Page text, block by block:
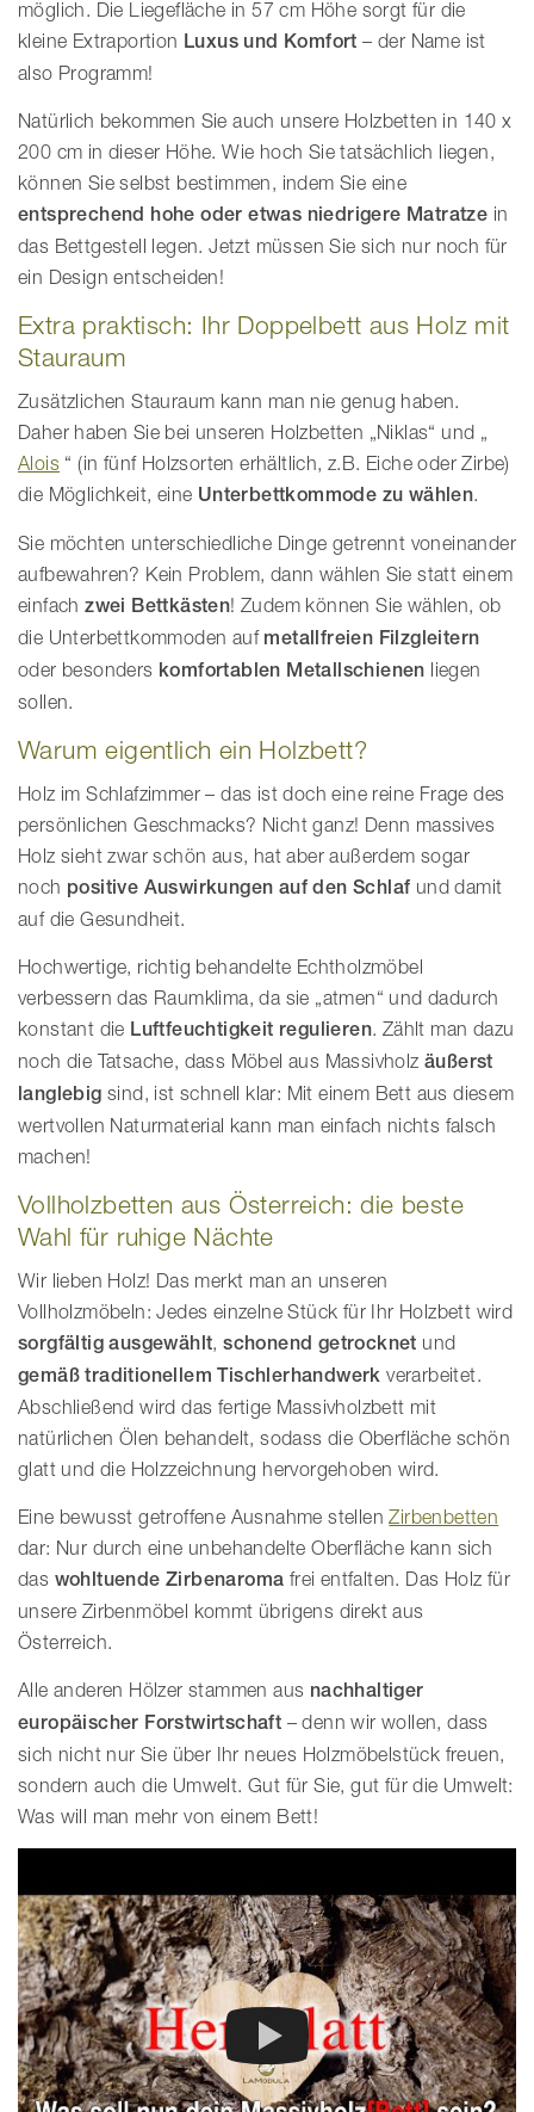
möglich. Die Liegefläche in 57 cm Höhe sorgt für die
kleine Extraportion Luxus und Komfort – der Name ist
also Programm!
Natürlich bekommen Sie auch unsere Holzbetten in 140 x
200 cm in dieser Höhe. Wie hoch Sie tatsächlich liegen,
können Sie selbst bestimmen, indem Sie eine
entsprechend hohe oder etwas niedrigere Matratze in
das Bettgestell legen. Jetzt müssen Sie sich nur noch für
ein Design entscheiden!
Extra praktisch: Ihr Doppelbett aus Holz mit
Stauraum
Zusätzlichen Stauraum kann man nie genug haben.
Daher haben Sie bei unseren Holzbetten „Niklas“ und „
Alois “ (in fünf Holzsorten erhältlich, z.B. Eiche oder Zirbe)
die Möglichkeit, eine Unterbettkommode zu wählen.
Sie möchten unterschiedliche Dinge getrennt voneinander
aufbewahren? Kein Problem, dann wählen Sie statt einem
einfachzwei Bettkästen! Zudem können Sie wählen, ob
die Unterbettkommoden auf metallfreien Filzgleitern
oder besonders komfortablen Metallschienen liegen
sollen.
Warum eigentlich ein Holzbett?
Holz im Schlafzimmer – das ist doch eine reine Frage des
persönlichen Geschmacks? Nicht ganz! Denn massives
Holz sieht zwar schön aus, hat aber außerdem sogar
noch positive Auswirkungen auf den Schlaf und damit
auf die Gesundheit.
Hochwertige, richtig behandelte Echtholzmöbel
verbessern das Raumklima, da sie „atmen“ und dadurch
konstant die Luftfeuchtigkeit regulieren. Zählt man dazu
noch die Tatsache, dass Möbel aus Massivholz äußerst
langlebig sind, ist schnell klar: Mit einem Bett aus diesem
wertvollen Naturmaterial kann man einfach nichts falsch
machen!
Vollholzbetten aus Österreich: die beste
Wahl für ruhige Nächte
Wir lieben Holz! Das merkt man an unseren
Vollholzmöbeln: Jedes einzelne Stück für Ihr Holzbett wird
sorgfältig ausgewählt,schonend getrocknet und
gemäß traditionellem Tischlerhandwerk verarbeitet.
Abschließend wird das fertige Massivholzbett mit
natürlichen Ölen behandelt, sodass die Oberfläche schön
glatt und die Holzzeichnung hervorgehoben wird.
Eine bewusst getroffene Ausnahme stellen Zirbenbetten
dar: Nur durch eine unbehandelte Oberfläche kann sich
das wohltuende Zirbenaroma frei entfalten. Das Holz für
unsere Zirbenmöbel kommt übrigens direkt aus
Österreich.
Alle anderen Hölzer stammen aus nachhaltiger
europäischer Forstwirtschaft – denn wir wollen, dass
sich nicht nur Sie über Ihr neues Holzmöbelstück freuen,
sondern auch die Umwelt. Gut für Sie, gut für die Umwelt:
Was will man mehr von einem Bett!